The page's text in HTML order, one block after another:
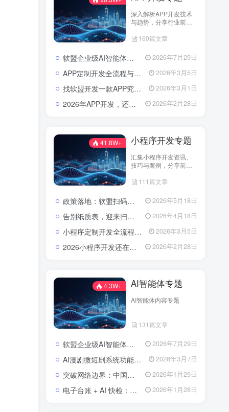
深入解析APP开发技术
与趋势，分享行业前沿
打造卓越应用，引领市
160篇文章
软盟企业级AI智能体定制开发业务全景：从技术交付到场景价值落地 2026年7月29日
APP定制开发全流程与成本解析：从需求到落地的系统性攻略 2026年3月5日
找软盟开发一款APP究竟要花多少钱？揭秘影响预算的五大核心因素 2026年3月1日
2026年APP开发，还在为选服务商发愁吗？软盟用实力说话！ 2026年2月28日
41.8W+ 小程序开发专题
汇集小程序开发资讯、
技巧与案例，分享前沿
111篇文章
政策落地：软盟扫码入企系统为规范涉企行政检查提供数字化解决方案 2026年5月18日
告别纸质表，迎来扫码风：企业检查开启“数字入企”新篇章 2026年4月18日
小程序定制开发全流程解析：流程、费用与避坑指南 2026年3月5日
2026小程序开发还在东拼西凑？软盟定制方案让你赢在起跑线？ 2026年2月28日
4.3W+ AI智能体专题
AI智能体内容专题
131篇文章
软盟企业级AI智能体定制开发业务全景：从技术交付到场景价值落地 2026年7月29日
AI漫剧微短剧系统功能包括了哪些？ 2026年3月7日
突破网络边界：中国实现全球首次人形机器人低轨卫星自主作业 2026年1月29日
电子台账 + AI 快检：区块链技术如何为农批市场食品安全上“双保险”？ 2026年1月28日